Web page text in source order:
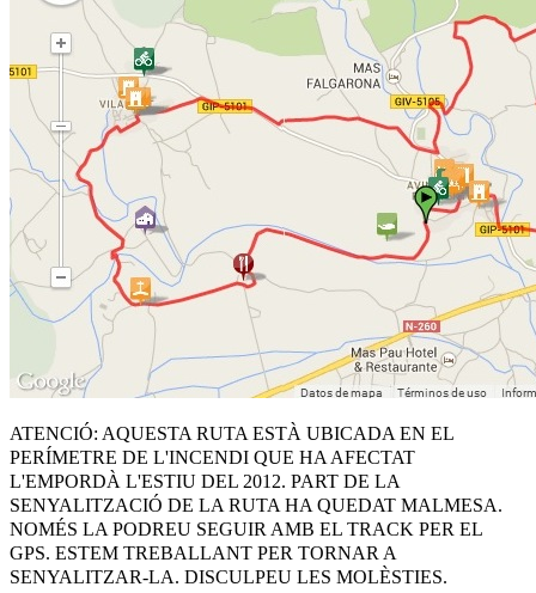
ATENCIÓ: AQUESTA RUTA ESTÀ UBICADA EN EL
PERÍMETRE DE L'INCENDI QUE HA AFECTAT
L'EMPORDÀ L'ESTIU DEL 2012. PART DE LA
SENYALITZACIÓ DE LA RUTA HA QUEDAT MALMESA.
NOMÉS LA PODREU SEGUIR AMB EL TRACK PER EL
GPS. ESTEM TREBALLANT PER TORNAR A
SENYALITZAR-LA. DISCULPEU LES MOLÈSTIES.